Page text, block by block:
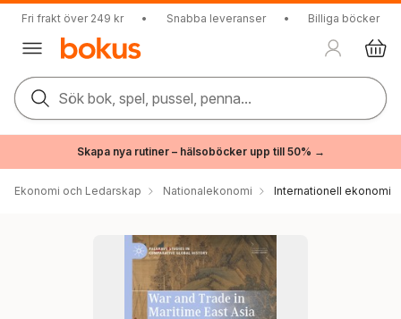
Fri frakt över 249 kr • Snabba leveranser • Billiga böcker
Sök bok, spel, pussel, penna...
Skapa nya rutiner – hälsoböcker upp till 50% →
Ekonomi och Ledarskap Nationalekonomi Internationell ekonomi